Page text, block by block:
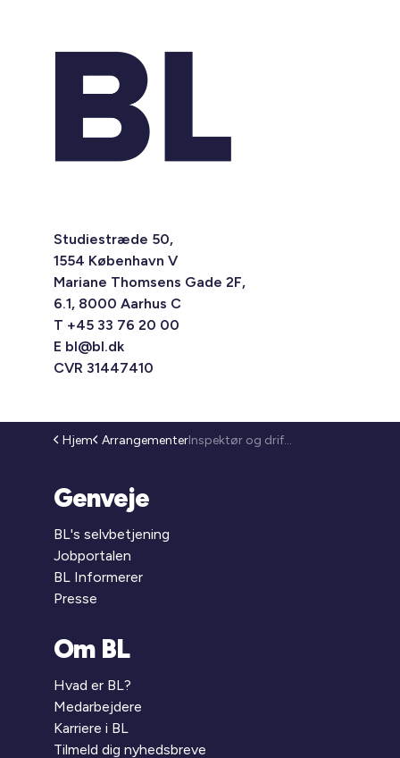
Studiestræde 50,
1554 København V
Mariane Thomsens Gade 2F,
6.1, 8000 Aarhus C
T +45 33 76 20 00
E bl@bl.dk
CVR 31447410
Hjem Arrangementer Inspektør og driftslederuddannelse 2027 (26-99)
Genveje
BL's selvbetjening
Jobportalen
BL Informerer
Presse
Om BL
Hvad er BL?
Medarbejdere
Karriere i BL
Tilmeld dig nyhedsbreve